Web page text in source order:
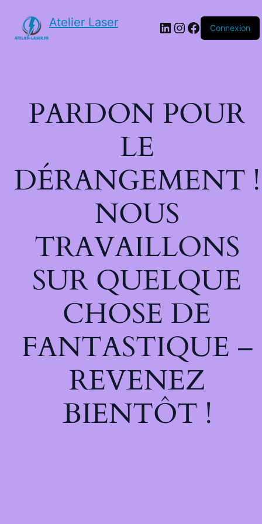
Atelier Laser Connexion
PARDON POUR
LE
DÉRANGEMENT !
NOUS
TRAVAILLONS
SUR QUELQUE
CHOSE DE
FANTASTIQUE –
REVENEZ
BIENTÔT !